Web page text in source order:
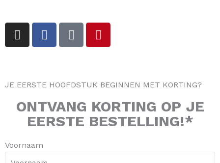
I
n
g
r
a
m
F
a
o
o
k
-
T
i
k
P
i
r
e
s
t
JE EERSTE HOOFDSTUK BEGINNEN MET KORTING?
ONTVANG KORTING OP JE
EERSTE BESTELLING!*
Voornaam